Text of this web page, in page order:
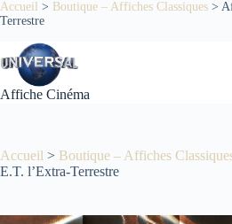
Passer
au
Accueil > Boutique – Affiches Classiques >
Terrestre
Affiche Cinéma
Accueil > Boutique – Affiches
E.T. l’Extra-Terrestre